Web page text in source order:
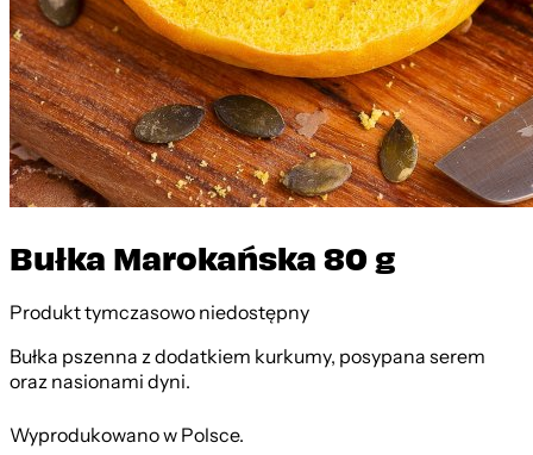
Bułka Marokańska 80 g
Produkt tymczasowo niedostępny
Bułka pszenna z dodatkiem kurkumy, posypana serem
oraz nasionami dyni.
Wyprodukowano w Polsce.